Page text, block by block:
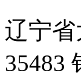
辽宁
35483